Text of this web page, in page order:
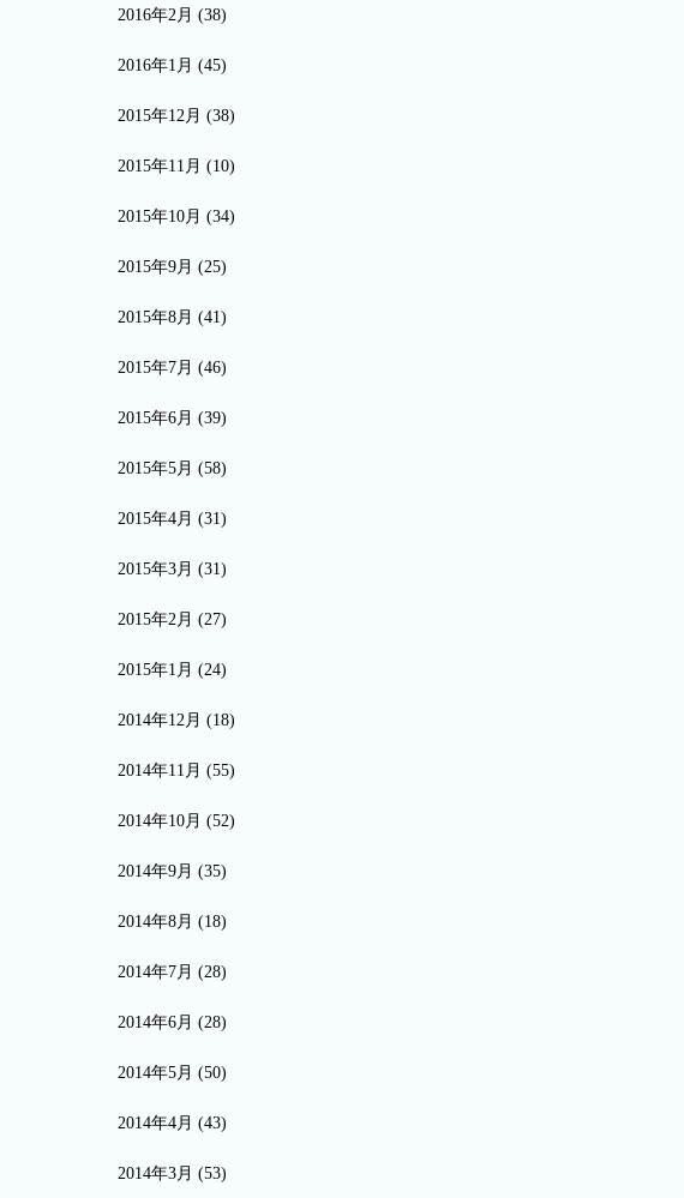
2016年2月 (38)
2016年1月 (45)
2015年12月 (38)
2015年11月 (10)
2015年10月 (34)
2015年9月 (25)
2015年8月 (41)
2015年7月 (46)
2015年6月 (39)
2015年5月 (58)
2015年4月 (31)
2015年3月 (31)
2015年2月 (27)
2015年1月 (24)
2014年12月 (18)
2014年11月 (55)
2014年10月 (52)
2014年9月 (35)
2014年8月 (18)
2014年7月 (28)
2014年6月 (28)
2014年5月 (50)
2014年4月 (43)
2014年3月 (53)